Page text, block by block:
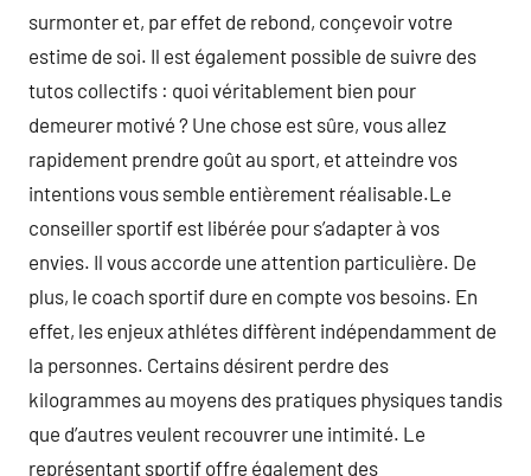
surmonter et, par effet de rebond, conçevoir votre
estime de soi. Il est également possible de suivre des
tutos collectifs : quoi véritablement bien pour
demeurer motivé ? Une chose est sûre, vous allez
rapidement prendre goût au sport, et atteindre vos
intentions vous semble entièrement réalisable.Le
conseiller sportif est libérée pour s’adapter à vos
envies. Il vous accorde une attention particulière. De
plus, le coach sportif dure en compte vos besoins. En
effet, les enjeux athlétes diffèrent indépendamment de
la personnes. Certains désirent perdre des
kilogrammes au moyens des pratiques physiques tandis
que d’autres veulent recouvrer une intimité. Le
représentant sportif offre également des